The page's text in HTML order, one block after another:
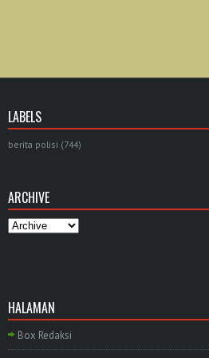
LABELS
berita polisi (744)
ARCHIVE
HALAMAN
Box Redaksi